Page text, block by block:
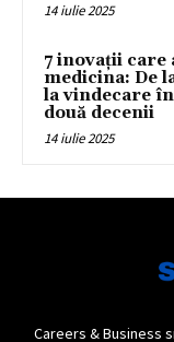
14 iulie 2025
7 inovații care
medicina: De
la vindecare
două decenii
14 iulie 2025
Careers & Business